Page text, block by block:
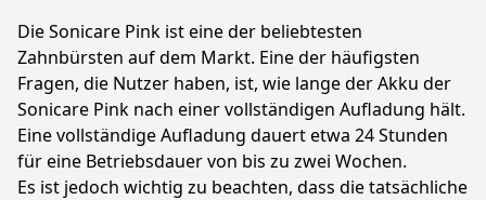
Die Sonicare Pink ist eine der beliebtesten
Zahnbürsten auf dem Markt. Eine der häufigsten
Fragen, die Nutzer haben, ist, wie lange der Akku der
Sonicare Pink nach einer vollständigen Aufladung hält.
Eine vollständige Aufladung dauert etwa 24 Stunden
für eine Betriebsdauer von bis zu zwei Wochen.
Es ist jedoch wichtig zu beachten, dass die tatsächliche